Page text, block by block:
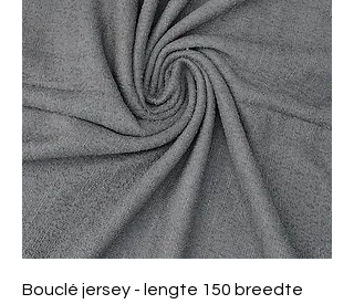
Bouclé jersey - lengte 150 breedte